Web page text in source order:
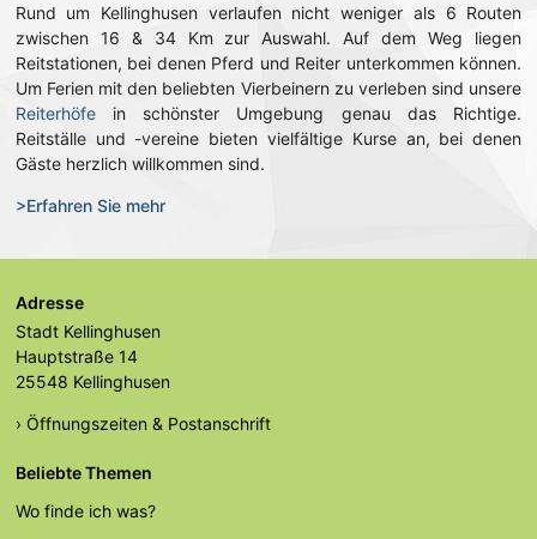
Rund um Kellinghusen verlaufen nicht weniger als 6 Routen
zwischen 16 & 34 Km zur Auswahl. Auf dem Weg liegen
Reitstationen, bei denen Pferd und Reiter unterkommen können.
Um Ferien mit den beliebten Vierbeinern zu verleben sind unsere
Reiterhöfein schönster Umgebung genau das Richtige.
Reitställe und -vereine bieten vielfältige Kurse an, bei denen
Gäste herzlich willkommen sind.
>Erfahren Sie mehr
Adresse
Stadt Kellinghusen
Hauptstraße 14
25548 Kellinghusen
› Öffnungszeiten & Postanschrift
Beliebte Themen
Wo finde ich was?